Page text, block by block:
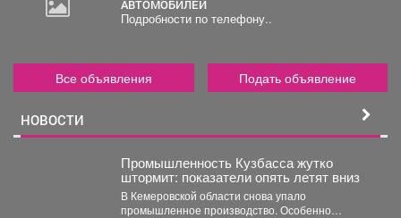
АВТОМОБИЛЕЙ
Подробности по телефону..
Все объявления Подать объявление
НОВОСТИ
Промышленность Кузбасса жутко
штормит: показатели опять летят вниз
В Кемеровской области снова упало
промышленное производство. Особенно